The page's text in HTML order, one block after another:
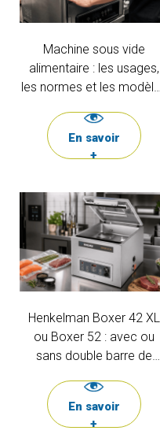
Machine sous vide
alimentaire : les usages,
les normes et les modèles
recommandons
En savoir
+
Henkelman Boxer 42 XL
ou Boxer 52 : avec ou
sans double barre de
En savoir
+